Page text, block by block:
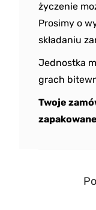
życzenie
Prosimy o
składaniu
Jednostka
grach
Twoje